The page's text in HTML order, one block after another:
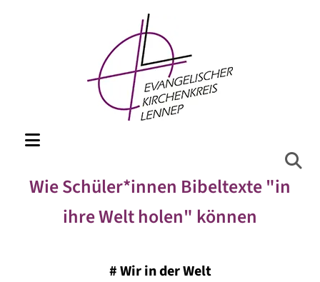
Wie Schüler*innen Bibeltexte "in
ihre Welt holen" können
#Wir in der Welt